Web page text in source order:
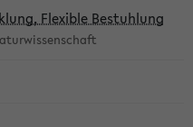
Flexible Bestuhlung